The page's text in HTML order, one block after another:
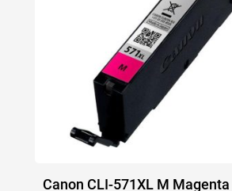
Canon CLI-571XL M Magenta